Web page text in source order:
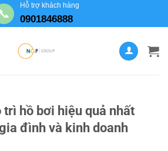
📞
Hỗ trợ khách hàng
0901846888
trì hồ bơi hiệu quả nhất
đình và kinh doanh